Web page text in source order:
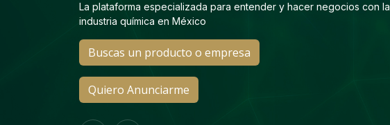
La plataforma especializada para entender y hacer negocios con la
industria química en México
Buscas un producto o empresa
Quiero Anunciarme